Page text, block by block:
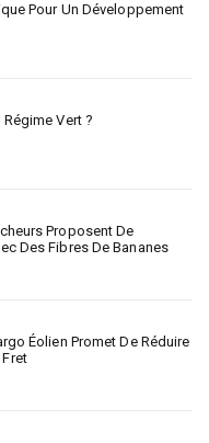
Pour Un Développement
Vert ?
Proposent De
Des Fibres De Bananes
Éolien Promet De Réduire